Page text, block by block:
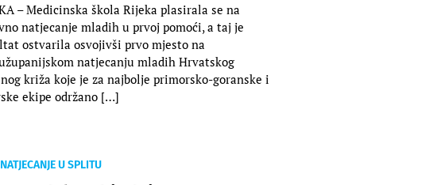
– Medicinska škola Rijeka plasirala se na
natjecanje mladih u prvoj pomoći, a taj je
ostvarila osvojivši prvo mjesto na
natjecanju mladih Hrvatskog
križa koje je za najbolje primorsko-goranske i
ekipe održano […]
U SPLITU